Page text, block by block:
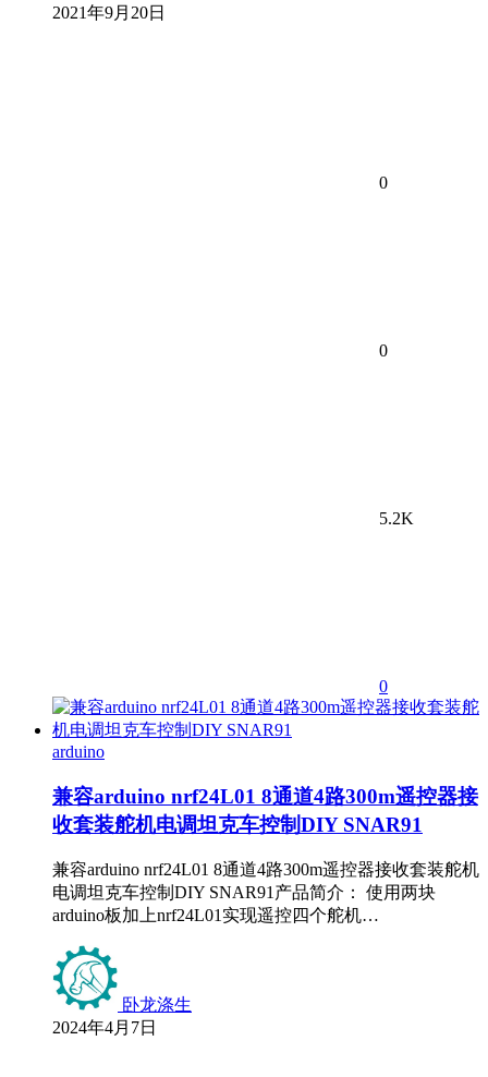
2021年9月20日
0
0
5.2K
0
arduino
兼容arduino nrf24L01 8通道4路300m遥控器接
收套装舵机电调坦克车控制DIY SNAR91
兼容arduino nrf24L01 8通道4路300m遥控器接收套装舵机
电调坦克车控制DIY SNAR91产品简介： 使用两块
arduino板加上nrf24L01实现遥控四个舵机…
卧龙涤生
2024年4月7日